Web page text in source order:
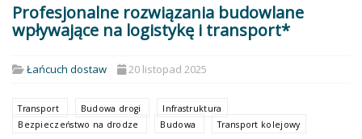
Profesjonalne rozwiązania budowlane
wpływające na logistykę i transport*
Łańcuch dostaw 20 listopad 2025
Transport Budowa drogi
Infrastruktura
Bezpieczeństwo na drodze
Budowa Transport kolejowy